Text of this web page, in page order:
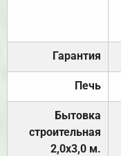
Гарантия
Печь
Бытовка
строительная
2,0х3,0 м.